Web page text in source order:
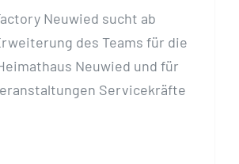
Neuwied sucht ab
des Teams für die
Neuwied und für
Servicekräfte